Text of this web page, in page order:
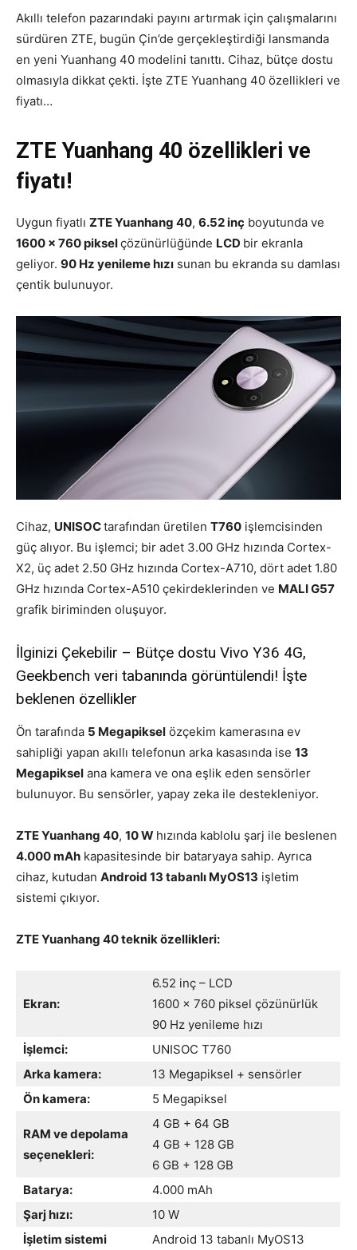
Akıllı telefon pazarındaki payını artırmak için çalışmalarını
sürdüren ZTE, bugün Çin’de gerçekleştirdiği lansmanda
en yeni Yuanhang 40 modelini tanıttı. Cihaz, bütçe dostu
olmasıyla dikkat çekti. İşte ZTE Yuanhang 40 özellikleri ve
fiyatı…
ZTE Yuanhang 40 özellikleri ve
fiyatı!
Uygun fiyatlı ZTE Yuanhang 40, 6.52 inç boyutunda ve
1600 x 760 pikselçözünürlüğünde LCD bir ekranla
geliyor. 90 Hz yenileme hızı sunan bu ekranda su damlası
çentik bulunuyor.
Cihaz, UNISOCtarafından üretilen T760 işlemcisinden
güç alıyor. Bu işlemci; bir adet 3.00 GHz hızında Cortex-
X2, üç adet 2.50 GHz hızında Cortex-A710, dört adet 1.80
GHz hızında Cortex-A510 çekirdeklerinden ve MALI G57
grafik biriminden oluşuyor.
İlginizi Çekebilir – Bütçe dostu Vivo Y36 4G,
Geekbench veri tabanında görüntülendi! İşte
beklenen özellikler
Ön tarafında 5 Megapiksel özçekim kamerasına ev
sahipliği yapan akıllı telefonun arka kasasında ise 13
Megapiksel ana kamera ve ona eşlik eden sensörler
bulunuyor. Bu sensörler, yapay zeka ile destekleniyor.
ZTE Yuanhang 40, 10 W hızında kablolu şarj ile beslenen
4.000 mAh kapasitesinde bir bataryaya sahip. Ayrıca
cihaz, kutudan Android 13 tabanlı MyOS13 işletim
sistemi çıkıyor.
ZTE Yuanhang 40 teknik özellikleri:
Ekran:
6.52 inç – LCD
1600 x 760 piksel çözünürlük
90 Hz yenileme hızı
İşlemci:
UNISOC T760
Arka kamera:
13 Megapiksel + sensörler
Ön kamera:
5 Megapiksel
RAM ve depolama
seçenekleri:
4 GB + 64 GB
4 GB + 128 GB
6 GB + 128 GB
Batarya:
4.000 mAh
Şarj hızı:
10 W
İşletim sistemi
Android 13 tabanlı MyOS13